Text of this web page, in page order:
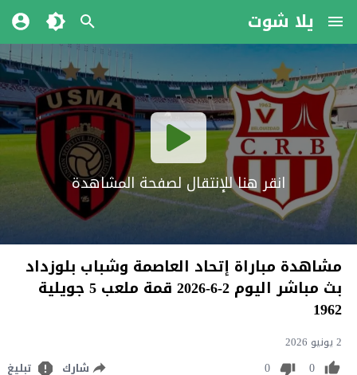
يلا شوت
انقر هنا للإنتقال لصفحة المشاهدة
مشاهدة مباراة إتحاد العاصمة وشباب بلوزداد
بث مباشر اليوم 2-6-2026 قمة ملعب 5 جويلية
1962
2 يونيو 2026
0
0 شارك تبليغ